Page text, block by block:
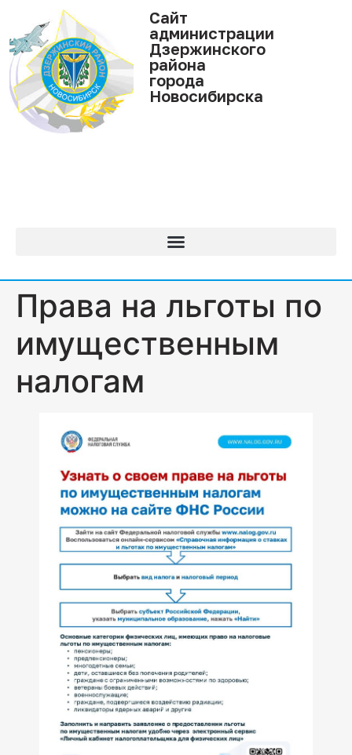
Cайт
администрации
Дзержинского
района
города
Новосибирска
Права на льготы по
имущественным
налогам